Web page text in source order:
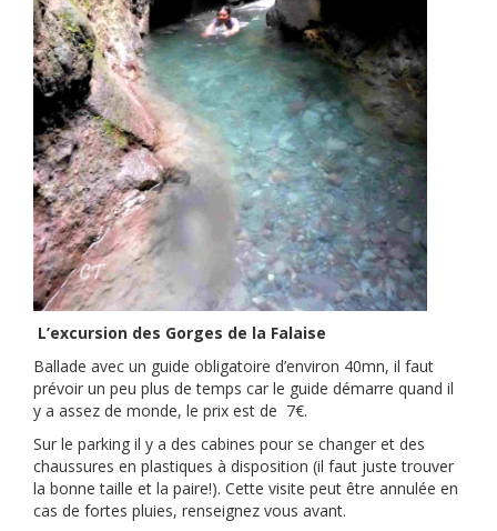
L’excursion des Gorges de la Falaise
Ballade avec un guide obligatoire d’environ 40mn, il faut
prévoir un peu plus de temps car le guide démarre quand il
y a assez de monde, le prix est de 7€.
Sur le parking il y a des cabines pour se changer et des
chaussures en plastiques à disposition (il faut juste trouver
la bonne taille et la paire!). Cette visite peut être annulée en
cas de fortes pluies, renseignez vous avant.